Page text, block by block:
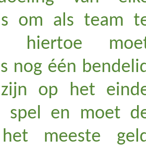
om als team
hiertoe
nog één
op het
spel en moet
meeste